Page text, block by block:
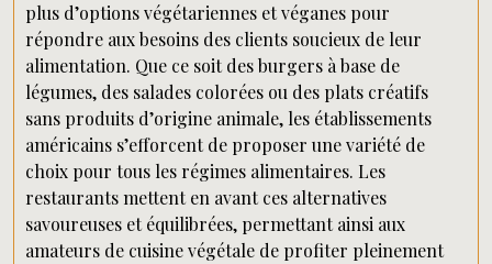
plus d’options végétariennes et véganes pour
répondre aux besoins des clients soucieux de leur
alimentation. Que ce soit des burgers à base de
légumes, des salades colorées ou des plats créatifs
sans produits d’origine animale, les établissements
américains s’efforcent de proposer une variété de
choix pour tous les régimes alimentaires. Les
restaurants mettent en avant ces alternatives
savoureuses et équilibrées, permettant ainsi aux
amateurs de cuisine végétale de profiter pleinement